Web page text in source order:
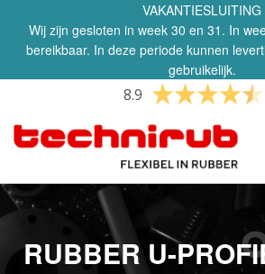
VAKANTIESLUITING
Wij zijn gesloten in week 30 en 31. In
bereikbaar. In deze periode kunnen
gebruikelijk.
8.9
RUBBER U-